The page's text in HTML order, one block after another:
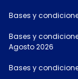
Bases y
Bases y
Agosto 2026
Bases y